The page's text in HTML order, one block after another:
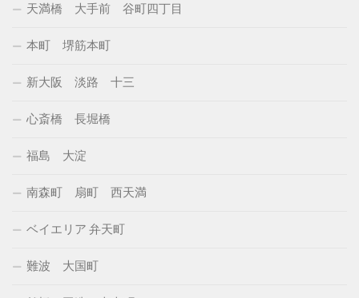
天満橋 大手前 谷町四丁目
本町 堺筋本町
新大阪 淡路 十三
心斎橋 長堀橋
福島 大淀
南森町 扇町 西天満
ベイエリア 弁天町
難波 大国町